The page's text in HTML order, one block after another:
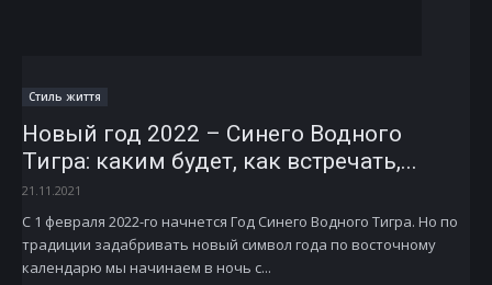
Стиль життя
Новый год 2022 – Синего Водного
Тигра: каким будет, как встречать,...
21.11.2021
С 1 февраля 2022-го начнется Год Синего Водного Тигра. Но по
традиции задабривать новый символ года по восточному
календарю мы начинаем в ночь с...